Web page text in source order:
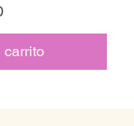
carrito